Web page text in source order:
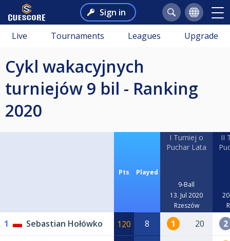
Sign in
Live Tournaments Leagues Upgrade
Cykl wakacyjnych
turniejów 9 bil - Ranking
2020
Pts Played
I Turniej o
Puchar Lata
9-Ball
13. Jul 2020
Rzeszów
II
1 Sebastian Hołówko 120 8 1 20 2